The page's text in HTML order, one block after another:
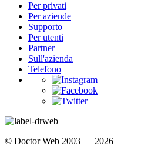
Per privati
Per aziende
Supporto
Per utenti
Partner
Sull'azienda
Telefono
© Doctor Web 2003 — 2026